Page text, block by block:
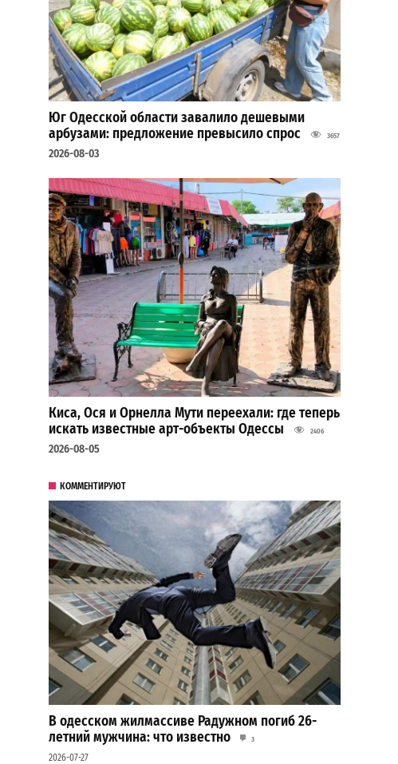
Юг Одесской области завалило дешевыми
арбузами: предложение превысило спрос
3657
2026-08-03
Киса, Ося и Орнелла Мути переехали: где теперь
искать известные арт-объекты Одессы
2406
2026-08-05
КОММЕНТИРУЮТ
В одесском жилмассиве Радужном погиб 26-
летний мужчина: что известно
3
2026-07-27